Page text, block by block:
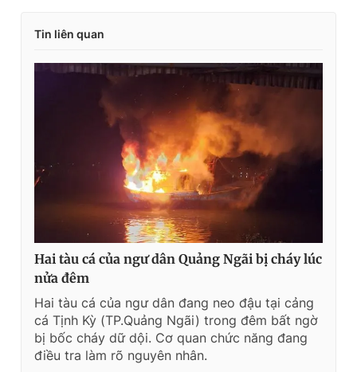
Tin liên quan
Hai tàu cá của ngư dân Quảng Ngãi bị cháy lúc
nửa đêm
Hai tàu cá của ngư dân đang neo đậu tại cảng
cá Tịnh Kỳ (TP.Quảng Ngãi) trong đêm bất ngờ
bị bốc cháy dữ dội. Cơ quan chức năng đang
điều tra làm rõ nguyên nhân.